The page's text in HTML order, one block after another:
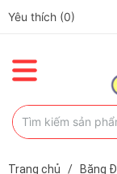
Yêu thích (0)
✈️ Đi Du Lịch – Cách Để Tâm Trạng “Refresh” Hơn ✨
Trang chủ / Băng